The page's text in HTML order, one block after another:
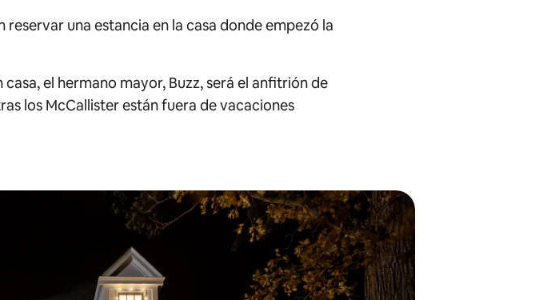
una estancia en la casa donde empezó la
casa, el hermano mayor, Buzz, será el anfitrión de
los McCallister están fuera de vacaciones